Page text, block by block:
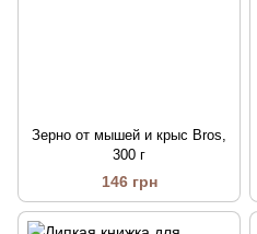
Зерно от мышей и крыс Bros,
300 г
146 грн